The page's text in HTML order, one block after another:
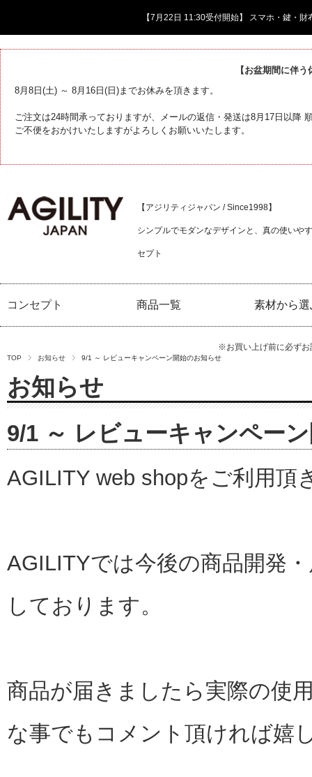
【7月22日 11:30受付開始】 スマホ・鍵・
【お盆期間に伴
8月8日(土) ～ 8月16日(日)までお休みを頂きます。
ご注文は24時間承っておりますが、メールの返信・発送は8月17日以降
ご不便をおかけいたしますがよろしくお願いいたします。
【アジリティジャパン / Since1998】
シンプルでモダンなデザインと、真の使いや
セプト
コンセプト 商品一覧 素材から選
※お買い上げ前に必ず
TOP お知らせ 9/1 ～ レビューキャンペーン開始のお知らせ
お知らせ
9/1 ～ レビューキャンペー
AGILITY web shopをご利用頂
AGILITYでは今後の商品開発
しております。
商品が届きましたら実際の使
な事でもコメント頂ければ嬉